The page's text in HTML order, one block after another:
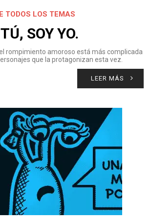
TODOS LOS TEMAS
SOY YO.
rompimiento amoroso está más complicada
que la protagonizan esta vez.
LEER MÁS